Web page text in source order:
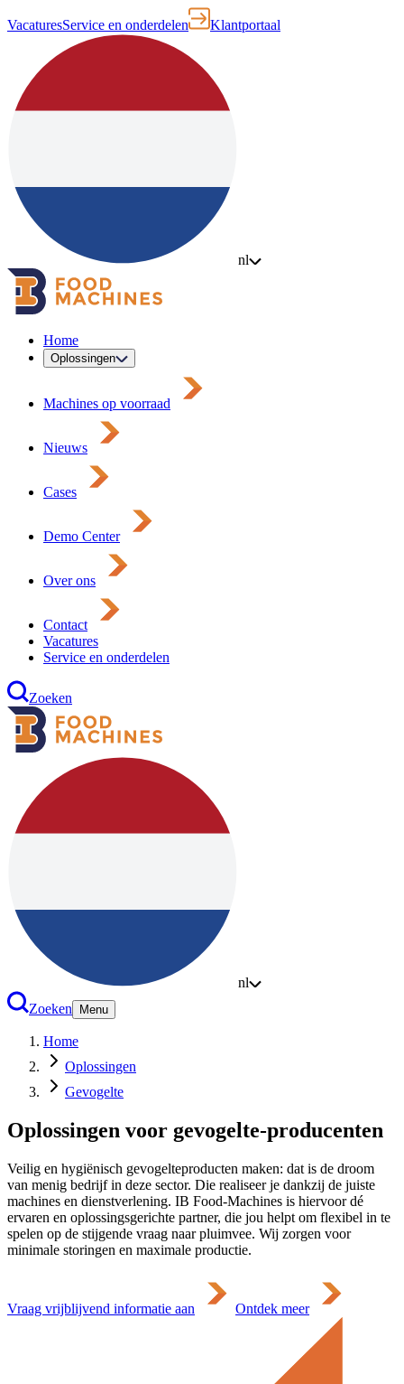
VacaturesService en onderdelen Klantportaal
nl
Home
Oplossingen
Machines op voorraad
Nieuws
Cases
Demo Center
Over ons
Contact
Vacatures
Service en onderdelen
Zoeken
nl
Zoeken
Menu
Home
Oplossingen
Gevogelte
Oplossingen voor gevogelte-producenten
Veilig en hygiënisch gevogelteproducten maken: dat is de droom
van menig bedrijf in deze sector. Die realiseer je dankzij de juiste
machines en dienstverlening. IB Food-Machines is hiervoor dé
ervaren en oplossingsgerichte partner, die jou helpt om flexibel in te
spelen op de stijgende vraag naar pluimvee. Wij zorgen voor
minimale storingen en maximale productie.
Vraag vrijblijvend informatie aan Ontdek meer